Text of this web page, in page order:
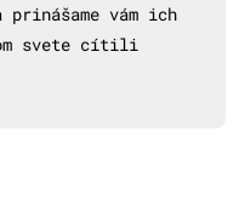
vám ich
svete cítili